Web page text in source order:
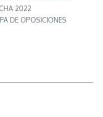
2022
DE OPOSICIONES